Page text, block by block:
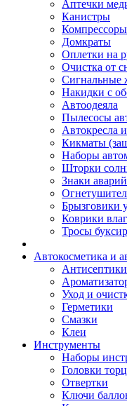
Аптечки
Канистры
Компрессоры
Домкраты
Оплетки на
Очистка от
Сигнальные
Накидки с
Автоодеяла
Пылесосы
Автокресла
Кикматы
Наборы
Шторки
Знаки
Брызговики
Коврики
Тросы
Автокосметика и
Антисептики
Уход и
Герметики
Смазки
Клеи
Инструменты
Наборы
Головки
Отвертки
Ключи